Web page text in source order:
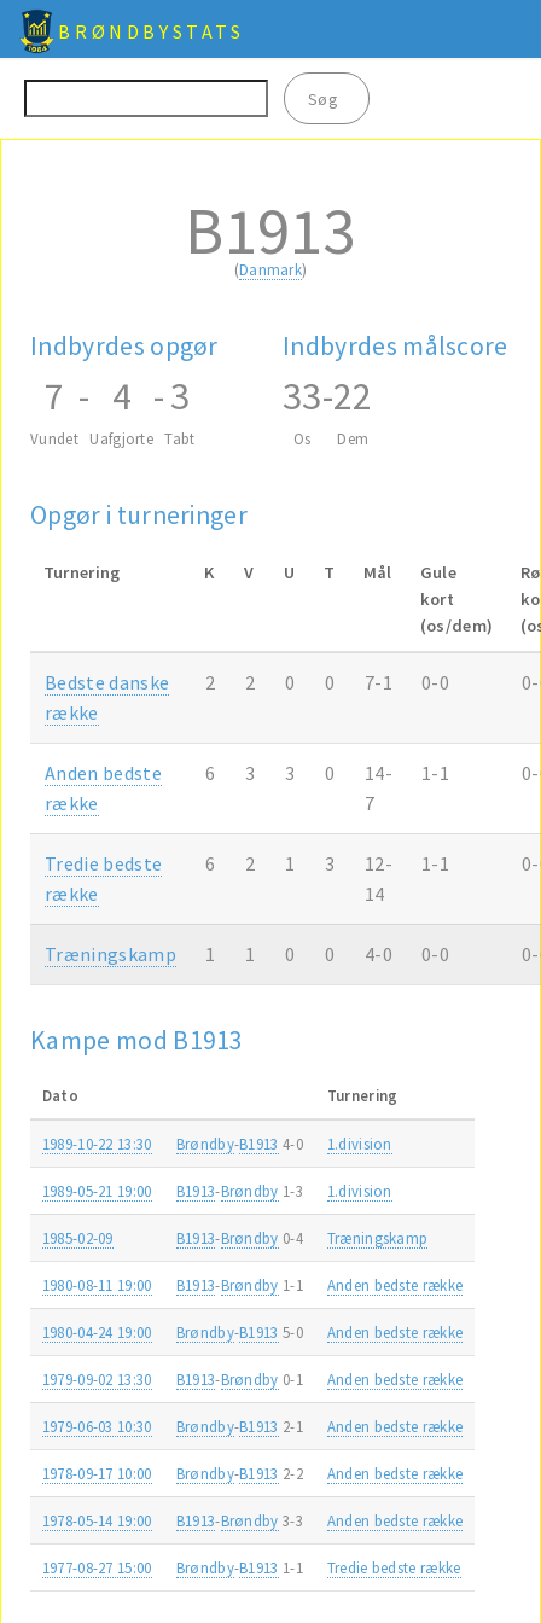
BRØNDBYSTATS
B1913
(Danmark)
Indbyrdes opgør
7
Vundet
- 4
Uafgjorte
-3
Tabt
Indbyrdes målscore
33
Os
-22
Dem
Opgør i turneringer
Turnering K V U T Mål
Gule
kort
(os/dem)
Bedste danske
række
2 2 0 0 7-1 0-0
Anden bedste
række
6 3 3 0
14-
7
1-1
Tredie bedste
række
6 2 1 3
12-
14
1-1
Træningskamp 1 1 0 0 4-0 0-0
Kampe mod B1913
Dato Turnering
1989-10-22 13:30 Brøndby-B1913 4-0 1.division
1989-05-21 19:00 B1913-Brøndby 1-3 1.division
1985-02-09 B1913-Brøndby 0-4 Træningskamp
1980-08-11 19:00 B1913-Brøndby 1-1 Anden bedste række
1980-04-24 19:00 Brøndby-B1913 5-0 Anden bedste række
1979-09-02 13:30 B1913-Brøndby 0-1 Anden bedste række
1979-06-03 10:30 Brøndby-B1913 2-1 Anden bedste række
1978-09-17 10:00 Brøndby-B1913 2-2 Anden bedste række
1978-05-14 19:00 B1913-Brøndby 3-3 Anden bedste række
1977-08-27 15:00 Brøndby-B1913 1-1 Tredie bedste række